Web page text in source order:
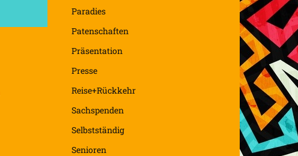
Paradies
Patenschaften
Präsentation
Presse
Reise+Rückkehr
Sachspenden
Selbstständig
Senioren